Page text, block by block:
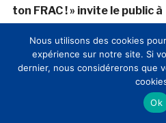
ton FRAC ! » invite le public
démarche citoyenne.
Nous utilisons des cookies
expérience sur notre site. Si
dernier, nous considérerons que
Ok